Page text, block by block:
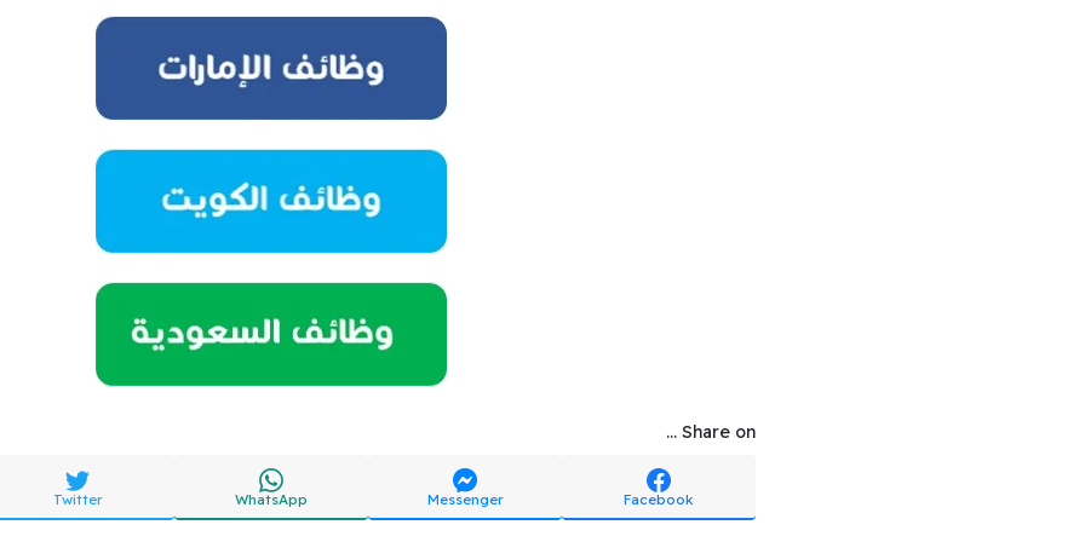
Share on ...
Facebook
Messenger
WhatsApp
Twitter